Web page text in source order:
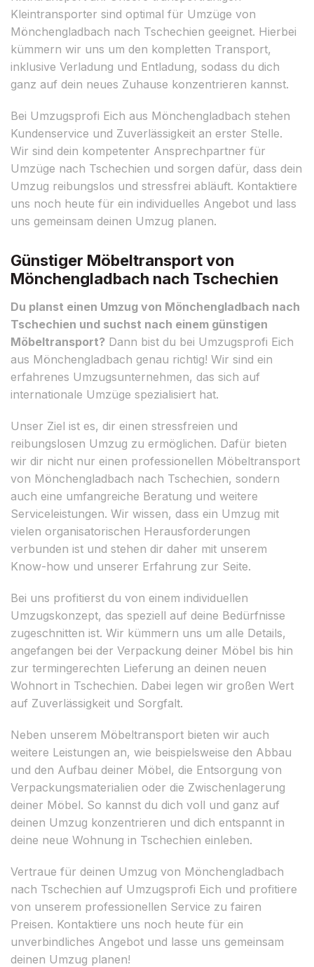
Kleintransporter sind optimal für Umzüge von
Mönchengladbach nach Tschechien geeignet. Hierbei
kümmern wir uns um den kompletten Transport,
inklusive Verladung und Entladung, sodass du dich
ganz auf dein neues Zuhause konzentrieren kannst.
Bei Umzugsprofi Eich aus Mönchengladbach stehen
Kundenservice und Zuverlässigkeit an erster Stelle.
Wir sind dein kompetenter Ansprechpartner für
Umzüge nach Tschechien und sorgen dafür, dass dein
Umzug reibungslos und stressfrei abläuft. Kontaktiere
uns noch heute für ein individuelles Angebot und lass
uns gemeinsam deinen Umzug planen.
Günstiger Möbeltransport von
Mönchengladbach nach Tschechien
Du planst einen Umzug von Mönchengladbach nach
Tschechien und suchst nach einem günstigen
Möbeltransport? Dann bist du bei Umzugsprofi Eich
aus Mönchengladbach genau richtig! Wir sind ein
erfahrenes Umzugsunternehmen, das sich auf
internationale Umzüge spezialisiert hat.
Unser Ziel ist es, dir einen stressfreien und
reibungslosen Umzug zu ermöglichen. Dafür bieten
wir dir nicht nur einen professionellen Möbeltransport
von Mönchengladbach nach Tschechien, sondern
auch eine umfangreiche Beratung und weitere
Serviceleistungen. Wir wissen, dass ein Umzug mit
vielen organisatorischen Herausforderungen
verbunden ist und stehen dir daher mit unserem
Know-how und unserer Erfahrung zur Seite.
Bei uns profitierst du von einem individuellen
Umzugskonzept, das speziell auf deine Bedürfnisse
zugeschnitten ist. Wir kümmern uns um alle Details,
angefangen bei der Verpackung deiner Möbel bis hin
zur termingerechten Lieferung an deinen neuen
Wohnort in Tschechien. Dabei legen wir großen Wert
auf Zuverlässigkeit und Sorgfalt.
Neben unserem Möbeltransport bieten wir auch
weitere Leistungen an, wie beispielsweise den Abbau
und den Aufbau deiner Möbel, die Entsorgung von
Verpackungsmaterialien oder die Zwischenlagerung
deiner Möbel. So kannst du dich voll und ganz auf
deinen Umzug konzentrieren und dich entspannt in
deine neue Wohnung in Tschechien einleben.
Vertraue für deinen Umzug von Mönchengladbach
nach Tschechien auf Umzugsprofi Eich und profitiere
von unserem professionellen Service zu fairen
Preisen. Kontaktiere uns noch heute für ein
unverbindliches Angebot und lasse uns gemeinsam
deinen Umzug planen!